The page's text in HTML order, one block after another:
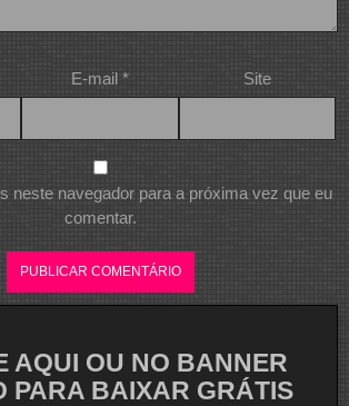
E-mail * Site
neste navegador para a próxima vez que eu
comentar.
AQUI OU NO BANNER
PARA BAIXAR GRÁTIS